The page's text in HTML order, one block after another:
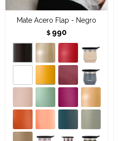
Mate Acero Flap - Negro
$ 990